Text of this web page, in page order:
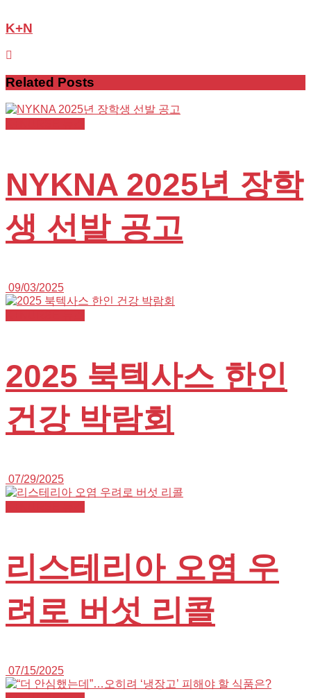
K+N
Related Posts
NYKNA 2025년 장학
생 선발 공고
09/03/2025
2025 북텍사스 한인
건강 박람회
07/29/2025
리스테리아 오염 우
려로 버섯 리콜
07/15/2025